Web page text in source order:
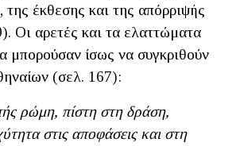
της έκθεσης και της απόρριψής
Οι αρετές και τα ελαττώματα
μπορούσαν ίσως να συγκριθούν
(σελ. 167):
ρώμη, πίστη στη δράση,
στις αποφάσεις και στη